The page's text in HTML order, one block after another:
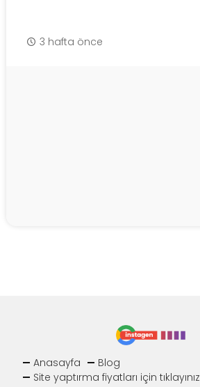
3 hafta önce
Anasayfa
Blog
Site yaptırma fiyatları için tıklayınız